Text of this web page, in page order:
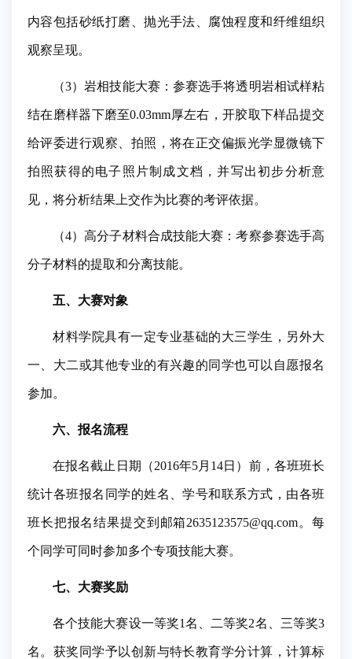
内容包括砂纸打磨、抛光手法、腐蚀程度和纤维组织
观察呈现。
（3）岩相技能大赛：参赛选手将透明岩相试样粘
结在磨样器下磨至0.03mm厚左右，开胶取下样品提交
给评委进行观察、拍照，将在正交偏振光学显微镜下
拍照获得的电子照片制成文档，并写出初步分析意
见，将分析结果上交作为比赛的考评依据。
（4）高分子材料合成技能大赛：考察参赛选手高
分子材料的提取和分离技能。
五、大赛对象
材料学院具有一定专业基础的大三学生，另外大
一、大二或其他专业的有兴趣的同学也可以自愿报名
参加。
六、报名流程
在报名截止日期（2016年5月14日）前，各班班长
统计各班报名同学的姓名、学号和联系方式，由各班
班长把报名结果提交到邮箱2635123575@qq.com。每
个同学可同时参加多个专项技能大赛。
七、大赛奖励
各个技能大赛设一等奖1名、二等奖2名、三等奖3
名。获奖同学予以创新与特长教育学分计算，计算标